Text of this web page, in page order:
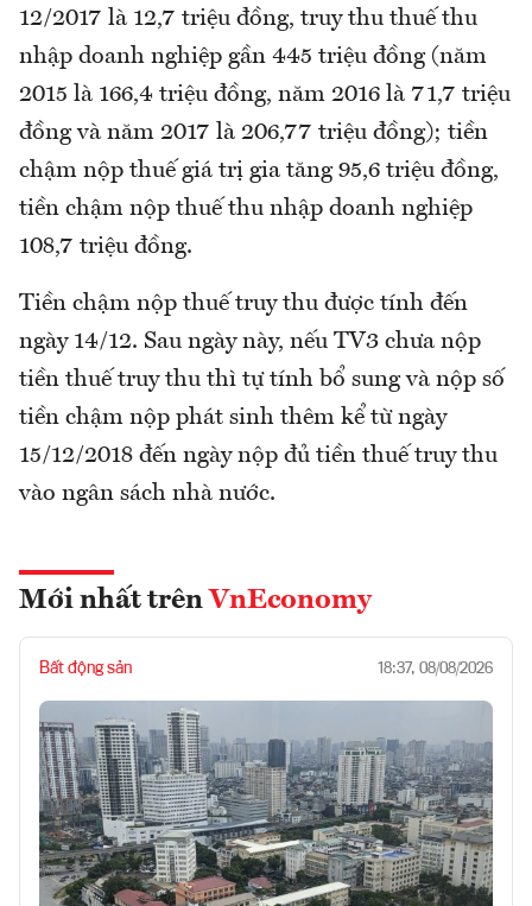
12/2017 là 12,7 triệu đồng, truy thu thuế thu
nhập doanh nghiệp gần 445 triệu đồng (năm
2015 là 166,4 triệu đồng, năm 2016 là 71,7 triệu
đồng và năm 2017 là 206,77 triệu đồng); tiền
chậm nộp thuế giá trị gia tăng 95,6 triệu đồng,
tiền chậm nộp thuế thu nhập doanh nghiệp
108,7 triệu đồng.
Tiền chậm nộp thuế truy thu được tính đến
ngày 14/12. Sau ngày này, nếu TV3 chưa nộp
tiền thuế truy thu thì tự tính bổ sung và nộp số
tiền chậm nộp phát sinh thêm kể từ ngày
15/12/2018 đến ngày nộp đủ tiền thuế truy thu
vào ngân sách nhà nước.
Mới nhất trên VnEconomy
Bất động sản 18:37, 08/08/2026